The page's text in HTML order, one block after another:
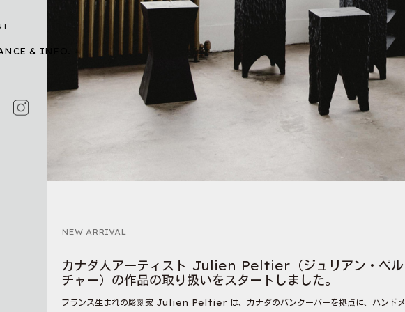
& INFO.
NEW ARRIVAL
カナダ人アーティスト Julien Peltier（ジュリアン・ペル
チャー）の作品の取り扱いをスタートしました。
フランス生まれの彫刻家 Julien Peltier は、カナダのバンクーバーを拠点に、ハンドメ